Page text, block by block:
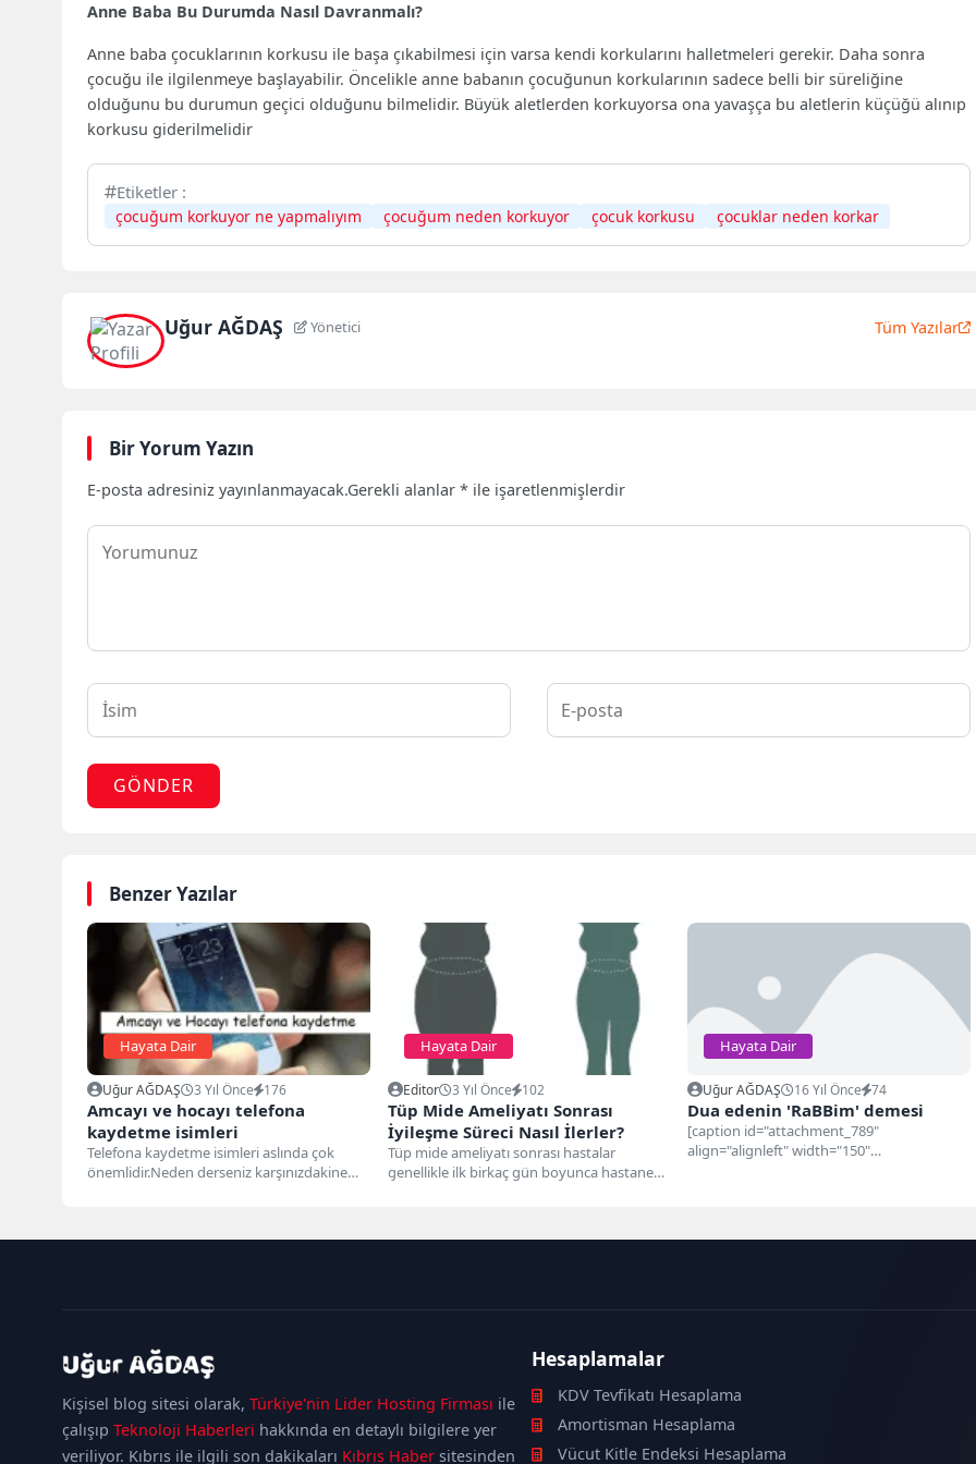
Anne Baba Bu Durumda Nasıl Davranmalı?
Anne baba çocuklarının korkusu ile başa çıkabilmesi için varsa kendi korkularını halletmeleri gerekir. Daha sonra
çocuğu ile ilgilenmeye başlayabilir. Öncelikle anne babanın çocuğunun korkularının sadece belli bir süreliğine
olduğunu bu durumun geçici olduğunu bilmelidir. Büyük aletlerden korkuyorsa ona yavaşça bu aletlerin küçüğü alınıp
korkusu giderilmelidir
Etiketler :
çocuğum korkuyor ne yapmalıyım çocuğum neden korkuyor çocuk korkusu çocuklar neden korkar
Uğur AĞDAŞ Yönetici Tüm Yazılar
Bir Yorum Yazın
E-posta adresiniz yayınlanmayacak.Gerekli alanlar* ile işaretlenmişlerdir
GÖNDER
Benzer Yazılar
Hayata Dair
Uğur AĞDAŞ 3 Yıl Önce 176
Amcayı ve hocayı telefona
kaydetme isimleri
Telefona kaydetme isimleri aslında çok
önemlidir.Neden derseniz karşınızdakine
Hayata Dair
Editor 3 Yıl Önce 102
Tüp Mide Ameliyatı Sonrası
İyileşme Süreci Nasıl İlerler?
Tüp mide ameliyatı sonrası hastalar
genellikle ilk birkaç gün boyunca hastanede
Hayata Dair
Uğur AĞDAŞ 16 Yıl Önce 74
Dua edenin 'RaBBim' demesi
[caption id="attachment_789"
align="alignleft" width="150"
Kişisel blog sitesi olarak, Türkiye'nin Lider Hosting Firması ile
çalışıp Teknoloji Haberleri hakkında en detaylı bilgilere yer
veriliyor. Kıbrıs ile ilgili son dakikaları Kıbrıs Haber sitesinden
kadıköy
escortmaltepe
escort ataşehir
escortümraniye
escort
Hesaplamalar
KDV Tevfikatı Hesaplama
Amortisman Hesaplama
Vücut Kitle Endeksi Hesaplama